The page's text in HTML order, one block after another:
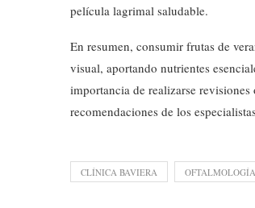
película lagrimal saludable.
En resumen, consumir frutas de
visual, aportando nutrientes
importancia de realizarse
recomendaciones de los
CLÍNICA BAVIERA OFTALMOLOGÍA